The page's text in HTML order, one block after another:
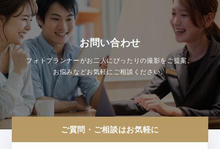
お問い合わせ
フォトプランナーがお二人にぴったりの撮影をご提案。
お悩みなどお気軽にご相談ください。
ご質問・ご相談はお気軽に